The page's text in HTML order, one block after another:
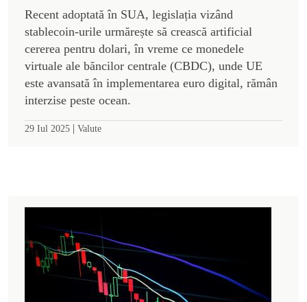
Recent adoptată în SUA, legislația vizând
stablecoin-urile urmărește să crească artificial
cererea pentru dolari, în vreme ce monedele
virtuale ale băncilor centrale (CBDC), unde UE
este avansată în implementarea euro digital, rămân
interzise peste ocean.
29 Iul 2025 | Valute